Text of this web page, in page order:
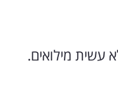
השתלח מעל בימת הכנסת בבן כספית וטען, "בגיל 26 כבר לא עשית מילואים.